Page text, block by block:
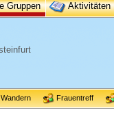
Gruppen Aktivitäten
Frauentreff